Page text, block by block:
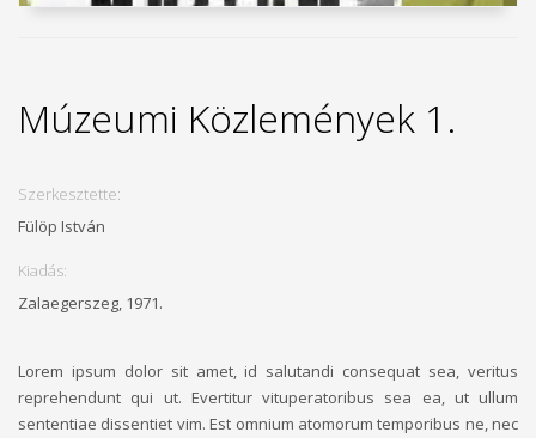
Múzeumi Közlemények 1.
Szerkesztette:
Fülöp István
Kiadás:
Zalaegerszeg, 1971.
Lorem ipsum dolor sit amet, id salutandi consequat sea, veritus
reprehendunt qui ut. Evertitur vituperatoribus sea ea, ut ullum
sententiae dissentiet vim. Est omnium atomorum temporibus ne, nec